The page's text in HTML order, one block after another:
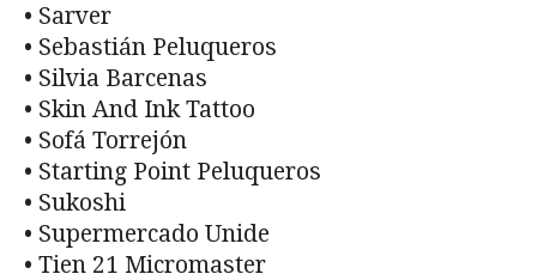
• Sarver
• Sebastián Peluqueros
• Silvia Barcenas
• Skin And Ink Tattoo
• Sofá Torrejón
• Starting Point Peluqueros
• Sukoshi
• Supermercado Unide
• Tien 21 Micromaster